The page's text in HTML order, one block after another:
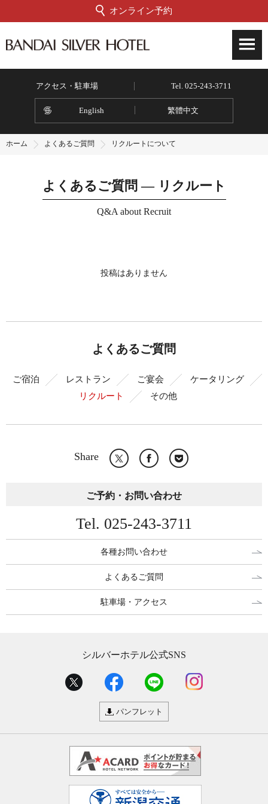
オンライン予約
アクセス・駐車場 Tel. 025-243-3711
English 繁體中文
ホーム よくあるご質問 リクルートについて
よくあるご質問 ― リクルート
Q&A about Recruit
投稿はありません
よくあるご質問
ご宿泊 レストラン ご宴会
ケータリング
リクルート
その他
Share
ご予約・お問い合わせ
Tel. 025-243-3711
各種お問い合わせ
よくあるご質問
駐車場・アクセス
シルバーホテル公式SNS
パンフレット